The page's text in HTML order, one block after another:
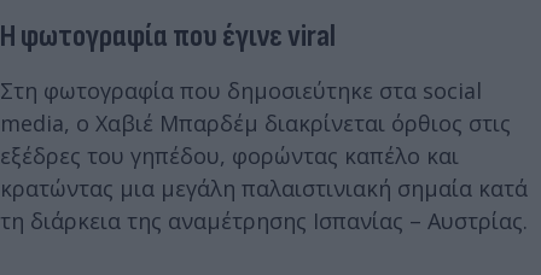
Η φωτογραφία που έγινε viral
Στη φωτογραφία που δημοσιεύτηκε στα social
media, ο Χαβιέ Μπαρδέμ διακρίνεται όρθιος στις
εξέδρες του γηπέδου, φορώντας καπέλο και
κρατώντας μια μεγάλη παλαιστινιακή σημαία κατά
τη διάρκεια της αναμέτρησης Ισπανίας – Αυστρίας.